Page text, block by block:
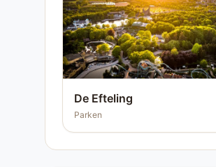
De Efteling
Parken